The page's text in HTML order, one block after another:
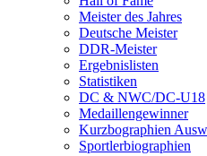
Meister des Jahres
Deutsche Meister
DDR-Meister
Ergebnislisten
Statistiken
DC & NWC/DC-U18
Medaillengewinner
Kurzbographien
Sportlerbiographien